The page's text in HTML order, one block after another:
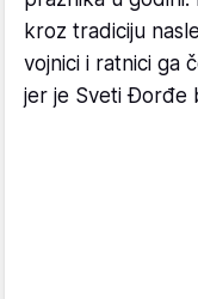
kroz tradiciju
vojnici i ratnici ga
jer je Sveti Đorđe